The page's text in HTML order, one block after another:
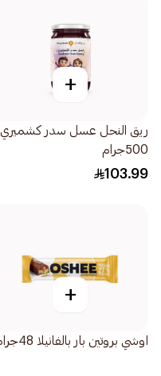
+
ريق النحل عسل سدر كشميري
500جرام
103.99
+
اوشي بروتين بار بالفانيلا 48جرام